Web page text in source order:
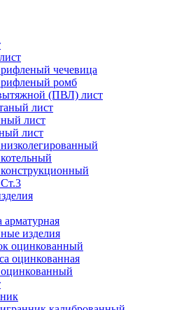
чечевица
ромб
(ПВЛ) лист
лист
лист
лист
арматурная
изделия
оцинкованный
оцинкованная